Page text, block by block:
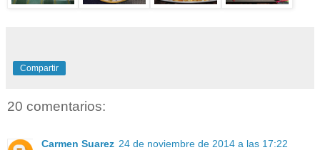
Compartir
20 comentarios:
Carmen Suarez 24 de noviembre de 2014 a las 17:22